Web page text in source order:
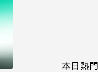
本日熱門